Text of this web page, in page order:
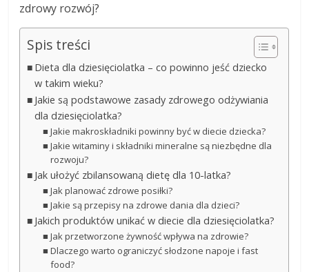
zdrowy rozwój?
Spis treści
Dieta dla dziesięciolatka – co powinno jeść dziecko
w takim wieku?
Jakie są podstawowe zasady zdrowego odżywiania
dla dziesięciolatka?
Jakie makroskładniki powinny być w diecie dziecka?
Jakie witaminy i składniki mineralne są niezbędne dla
rozwoju?
Jak ułożyć zbilansowaną dietę dla 10-latka?
Jak planować zdrowe posiłki?
Jakie są przepisy na zdrowe dania dla dzieci?
Jakich produktów unikać w diecie dla dziesięciolatka?
Jak przetworzone żywność wpływa na zdrowie?
Dlaczego warto ograniczyć słodzone napoje i fast
food?